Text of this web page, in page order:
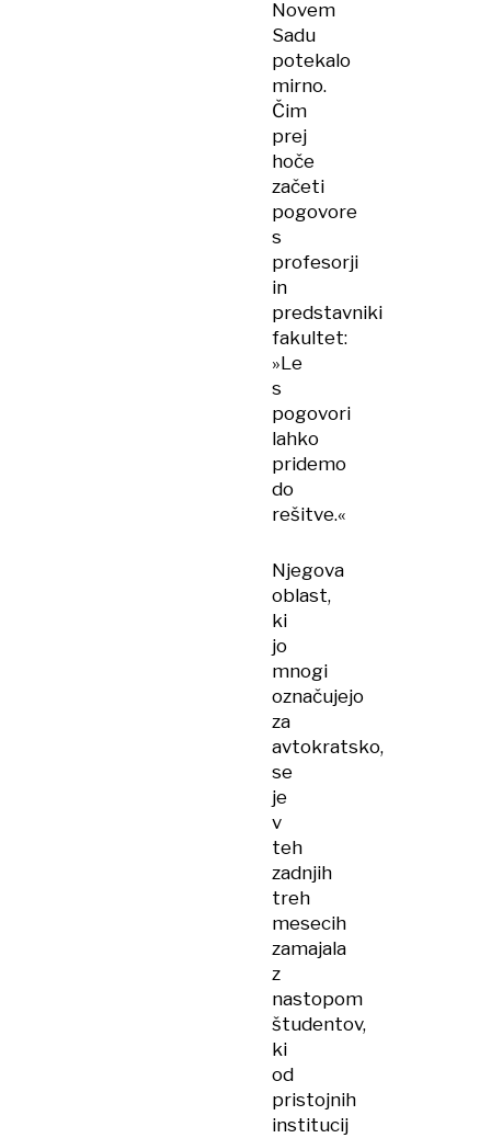
Novem
Sadu
potekalo
mirno.
Čim
prej
hoče
začeti
pogovore
s
profesorji
in
predstavniki
fakultet:
»Le
s
pogovori
lahko
pridemo
do
rešitve.«
Njegova
oblast,
ki
jo
mnogi
označujejo
za
avtokratsko,
se
je
v
teh
zadnjih
treh
mesecih
zamajala
z
nastopom
študentov,
ki
od
pristojnih
institucij